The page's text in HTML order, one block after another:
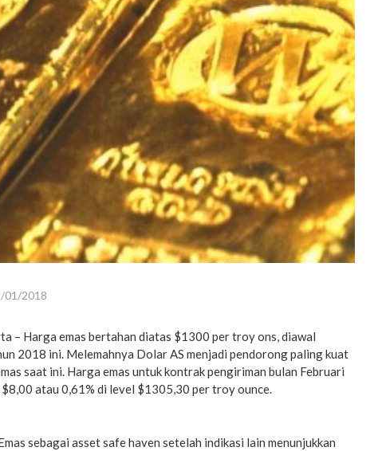
01/2018
– Harga emas bertahan diatas $1300 per troy ons, diawal
2018 ini. Melemahnya Dolar AS menjadi pendorong paling kuat
saat ini. Harga emas untuk kontrak pengiriman bulan Februari
atau 0,61% di level $1305,30 per troy ounce.
sebagai asset safe haven setelah indikasi lain menunjukkan